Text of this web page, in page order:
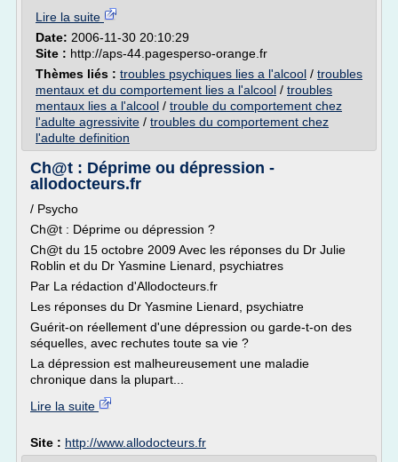
Lire la suite
Date: 2006-11-30 20:10:29
Site : http://aps-44.pagesperso-orange.fr
Thèmes liés : troubles psychiques lies a l'alcool / troubles
mentaux et du comportement lies a l'alcool / troubles
mentaux lies a l'alcool / trouble du comportement chez
l'adulte agressivite / troubles du comportement chez
l'adulte definition
Ch@t : Déprime ou dépression -
allodocteurs.fr
/ Psycho
Ch@t : Déprime ou dépression ?
Ch@t du 15 octobre 2009 Avec les réponses du Dr Julie
Roblin et du Dr Yasmine Lienard, psychiatres
Par La rédaction d'Allodocteurs.fr
Les réponses du Dr Yasmine Lienard, psychiatre
Guérit-on réellement d'une dépression ou garde-t-on des
séquelles, avec rechutes toute sa vie ?
La dépression est malheureusement une maladie
chronique dans la plupart...
Lire la suite
Site : http://www.allodocteurs.fr